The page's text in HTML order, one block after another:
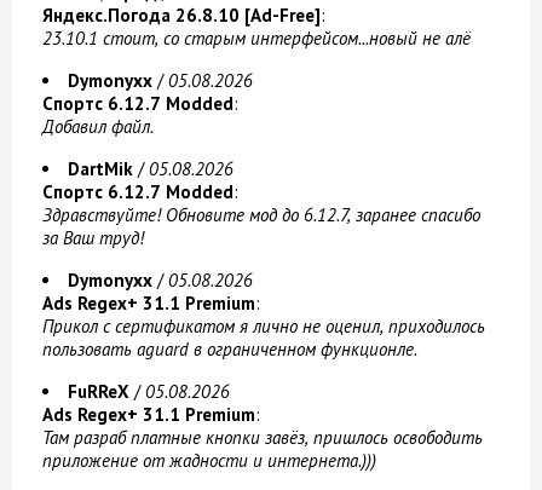
Яндекс.Погода 26.8.10 [Ad-Free]:
23.10.1 стоит, со старым интерфейсом...новый не алё
Dymonyxx /05.08.2026
Спортс 6.12.7 Modded:
Добавил файл.
DartMik /05.08.2026
Спортс 6.12.7 Modded:
Здравствуйте! Обновите мод до 6.12.7, заранее спасибо
за Ваш труд!
Dymonyxx /05.08.2026
Ads Regex+ 31.1 Premium:
Прикол с сертификатом я лично не оценил, приходилось
пользовать aguard в ограниченном функционле.
FuRReX /05.08.2026
Ads Regex+ 31.1 Premium:
Там разраб платные кнопки завёз, пришлось освободить
приложение от жадности и интернета.)))